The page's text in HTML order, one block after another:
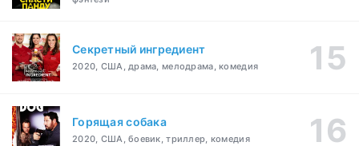
Секретный ингредиент
2020, США, драма, мелодрама, комедия
Горящая собака
2020, США, боевик, триллер, комедия